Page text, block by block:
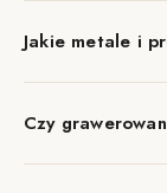
Jakie metale i
Czy